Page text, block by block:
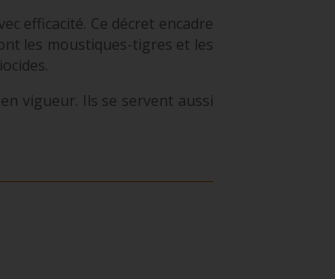
efficacité. Ce décret encadre
les moustiques-tigres et les
vigueur. Ils se servent aussi